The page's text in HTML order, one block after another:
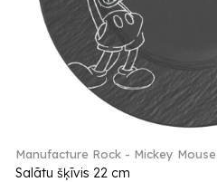
Manufacture Rock - Mickey Mouse
Salātu šķīvis 22 cm